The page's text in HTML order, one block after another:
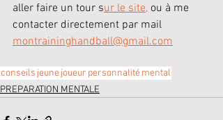
aller faire un tour sur le site, ou à me
contacter directement par mail
montraininghandball@gmail.com
conseils jeunejoueur personnalitémental
PREPARATION MENTALE